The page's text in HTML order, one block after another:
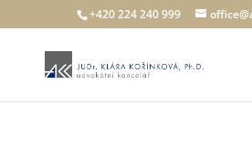
+420 224 240 999